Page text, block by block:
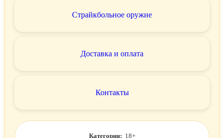
Страйкбольное оружие
Доставка и оплата
Контакты
Категория: 18+